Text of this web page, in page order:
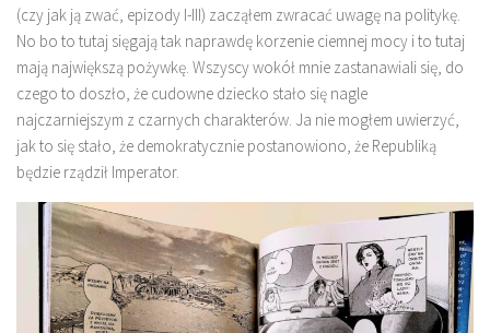
(czy jak ją zwać, epizody I-III) zacząłem zwracać uwagę na politykę.
No bo to tutaj sięgają tak naprawdę korzenie ciemnej mocy i to tutaj
mają największą pożywkę. Wszyscy wokół mnie zastanawiali się, do
czego to doszło, że cudowne dziecko stało się nagle
najczarniejszym z czarnych charakterów. Ja nie mogłem uwierzyć,
jak to się stało, że demokratycznie postanowiono, że Republiką
będzie rządził Imperator.